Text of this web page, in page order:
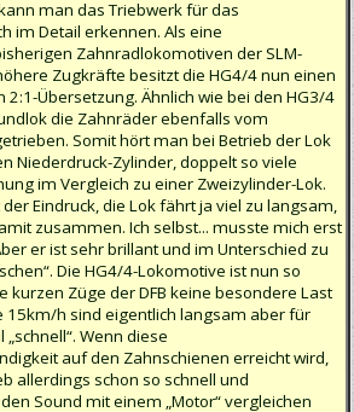
man das Triebwerk für das
im Detail erkennen. Als eine
Zahnradlokomotiven der SLM-
Zugkräfte besitzt die HG4/4 nun einen
2:1-Übersetzung. Ähnlich wie bei den HG3/4
die Zahnräder ebenfalls vom
Somit hört man bei Betrieb der Lok
Niederdruck-Zylinder, doppelt so viele
im Vergleich zu einer Zweizylinder-Lok.
Eindruck, die Lok fährt ja viel zu langsam,
zusammen. Ich selbst... musste mich erst
er ist sehr brillant und im Unterschied zu
Die HG4/4-Lokomotive ist nun so
kurzen Züge der DFB keine besondere Last
15km/h sind eigentlich langsam aber für
Wenn diese
auf den Zahnschienen erreicht wird,
allerdings schon so schnell und
Sound mit einem „Motor“ vergleichen